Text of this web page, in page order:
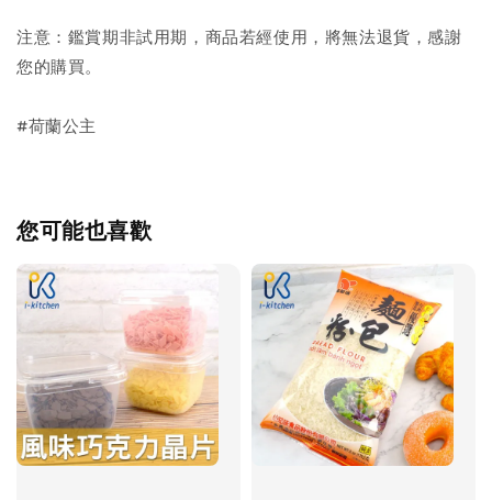
注意：鑑賞期非試用期，商品若經使用，將無法退貨，感謝
您的購買。
#荷蘭公主
您可能也喜歡